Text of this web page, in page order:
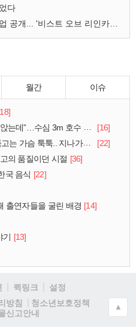
다
월간 이슈
심 3m 호수 뛰어든 60대 의인
[16]
툭툭.. 지나가던 아재의 정체
[22]
의 품질이던 시절 [36]
국 음식 [22]
출연자들을 굴린 배경 [14]
기 [13]
퀵링크
설정
방침
청소년보호정책
신고안내
▲